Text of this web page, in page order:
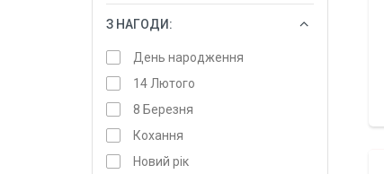
З НАГОДИ:
День народження
14 Лютого
8 Березня
Кохання
Новий рік